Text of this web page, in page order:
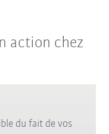
action chez
du fait de vos